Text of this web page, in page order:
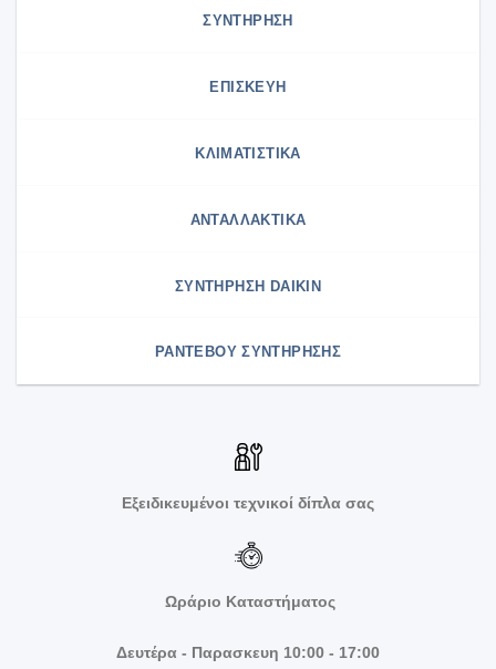
ΣΥΝΤΗΡΗΣΗ
ΕΠΙΣΚΕΥΗ
ΚΛΙΜΑΤΙΣΤΙΚΑ
ΑΝΤΑΛΛΑΚΤΙΚΑ
ΣΥΝΤΉΡΗΣΗ DAIKIN
ΡΑΝΤΕΒΟΥ ΣΥΝΤΗΡΗΣΗΣ
Εξειδικευμένοι τεχνικοί δίπλα σας
Ωράριο Καταστήματος
Δευτέρα - Παρασκευη 10:00 - 17:00